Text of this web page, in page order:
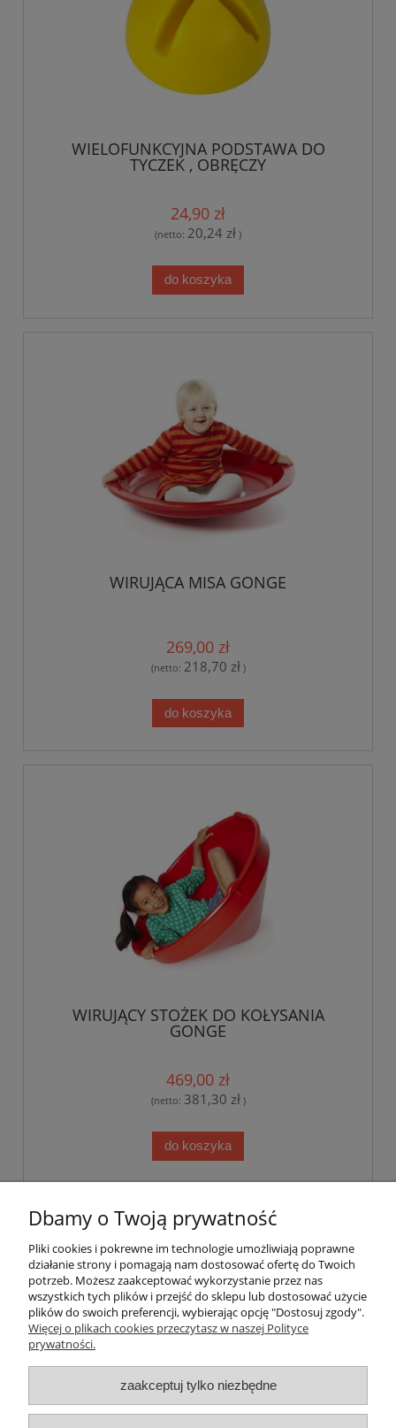
WIELOFUNKCYJNA PODSTAWA DO
TYCZEK , OBRĘCZY
24,90 zł
(netto: 20,24 zł )
do koszyka
WIRUJĄCA MISA GONGE
269,00 zł
(netto: 218,70 zł)
do koszyka
WIRUJĄCY STOŻEK DO KOŁYSANIA
GONGE
469,00 zł
(netto: 381,30 zł)
do koszyka
« 1 ... 9 10 11 12 13
Pomoc
Dostawa
Gwarancja i zwroty
Dbamy o Twoją prywatność
Pliki cookies i pokrewne im technologie umożliwiają poprawne
działanie strony i pomagają nam dostosować ofertę do Twoich
potrzeb. Możesz zaakceptować wykorzystanie przez nas
wszystkich tych plików i przejść do sklepu lub dostosować użycie
plików do swoich preferencji, wybierając opcję "Dostosuj zgody".
Więcej o plikach cookies przeczytasz w naszej Polityce
prywatności.
zaakceptuj tylko niezbędne